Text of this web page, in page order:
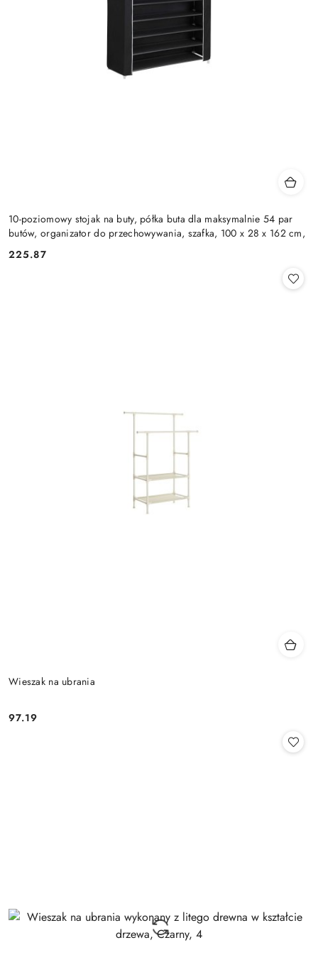
10-poziomowy stojak na buty, półka buta dla maksymalnie 54 par
butów, organizator do przechowywania, szafka, 100 x 28 x 162 cm,
Cena:
225.87
Wieszak na ubrania
Cena:
97.19